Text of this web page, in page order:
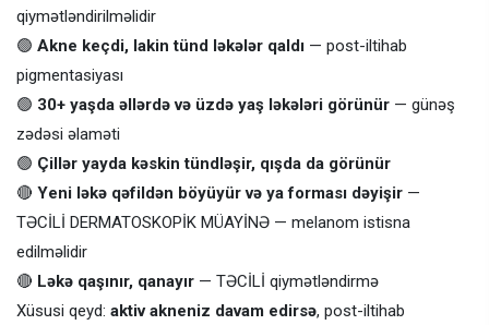
qiymətləndirilməlidir
🟢 Akne keçdi, lakin tünd ləkələr qaldı — post-iltihab
pigmentasiyası
🟢 30+ yaşda əllərdə və üzdə yaş ləkələri görünür — günəş
zədəsi əlaməti
🟢 Çillər yayda kəskin tündləşir, qışda da görünür
🔴 Yeni ləkə qəfildən böyüyür və ya forması dəyişir —
TƏCİLİ DERMATOSKOPİK MÜAYİNƏ — melanom istisna
edilməlidir
🔴 Ləkə qaşınır, qanayır — TƏCİLİ qiymətləndirmə
Xüsusi qeyd: aktiv akneniz davam edirsə, post-iltihab